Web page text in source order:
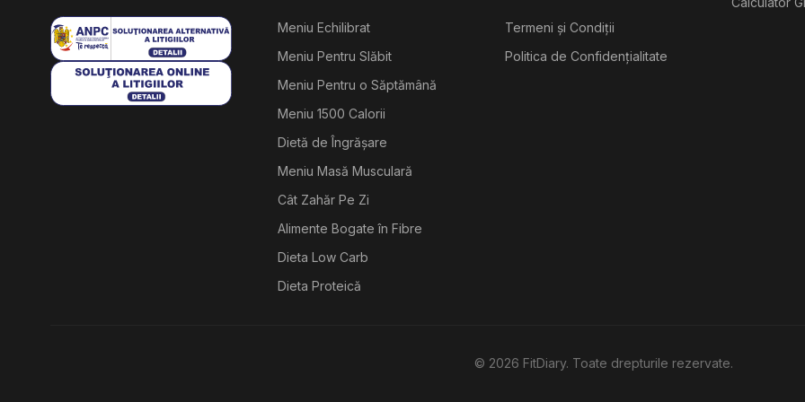
Meniu Echilibrat
Meniu Pentru Slăbit
Meniu Pentru o Săptămână
Meniu 1500 Calorii
Dietă de Îngrășare
Meniu Masă Musculară
Cât Zahăr Pe Zi
Alimente Bogate în Fibre
Dieta Low Carb
Dieta Proteică
Termeni și Condiții
Politica de Confidențialitate
© 2026 FitDiary. Toate drepturile rezervate.